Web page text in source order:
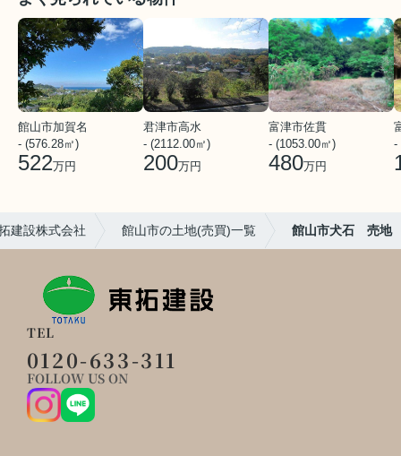
館山市加賀名
- (576.28㎡)
522万円
君津市高水
- (2112.00㎡)
200万円
富津市佐貫
- (1053.00㎡)
480万円
-
建設株式会社 館山市の土地(売買)一覧 館山市犬石 売地
TEL
0120-633-311
FOLLOW US ON